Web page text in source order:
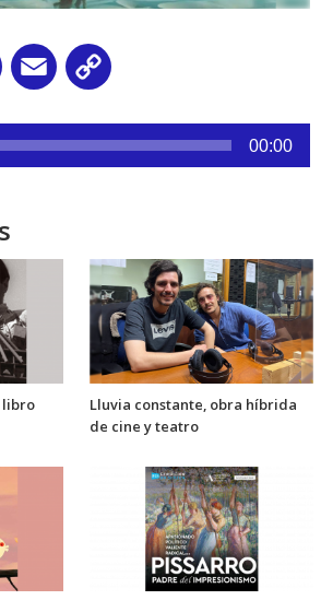
WhatsApp
Email
00:00
libro
Lluvia constante, obra híbrida
de cine y teatro